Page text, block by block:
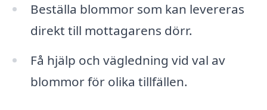
Beställa blommor som kan levereras
direkt till mottagarens dörr.
Få hjälp och vägledning vid val av
blommor för olika tillfällen.